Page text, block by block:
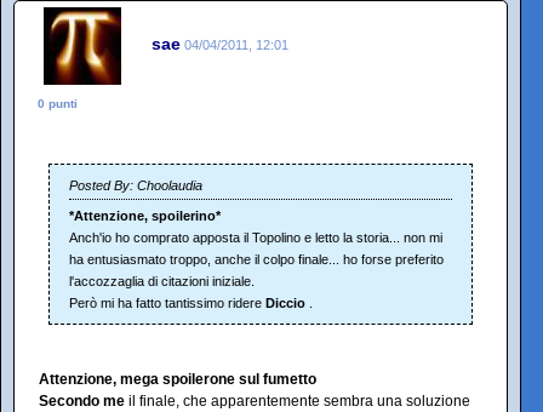
sae 04/04/2011, 12:01
0 punti
Posted By: Choolaudia
*Attenzione, spoilerino*
Anch'io ho comprato apposta il Topolino e letto la storia... non mi
ha entusiasmato troppo, anche il colpo finale... ho forse preferito
l'accozzaglia di citazioni iniziale.
Però mi ha fatto tantissimo ridere Diccio
Attenzione, mega spoilerone sul fumetto
Secondo me il finale, che apparentemente sembra una soluzione